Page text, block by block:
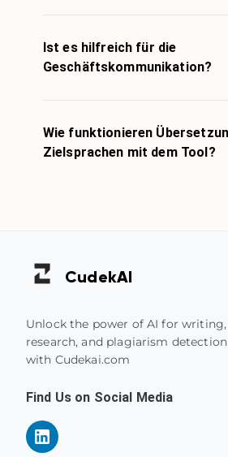
Ist es hilfreich für die
Geschäftskommunikation?
Wie funktionieren
Zielsprachen mit dem Tool?
CudekAI
Unlock the power of AI for writing,
research, and plagiarism detection
with Cudekai.com
Find Us on Social Media